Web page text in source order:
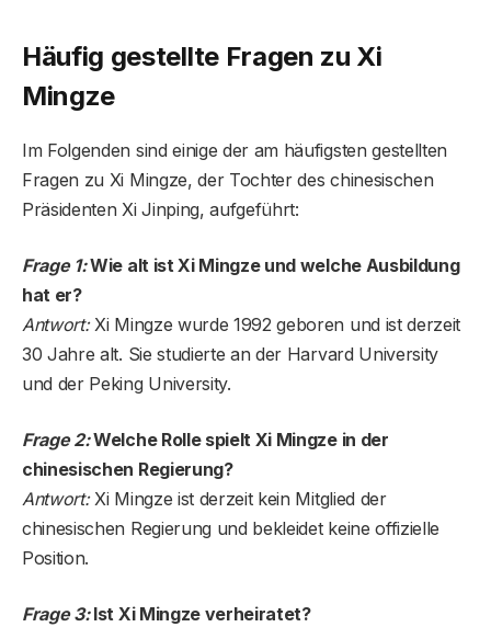
Häufig gestellte Fragen zu Xi
Mingze
Im Folgenden sind einige der am häufigsten gestellten
Fragen zu Xi Mingze, der Tochter des chinesischen
Präsidenten Xi Jinping, aufgeführt:
Frage 1:Wie alt ist Xi Mingze und welche Ausbildung
hat er?
Antwort:Xi Mingze wurde 1992 geboren und ist derzeit
30 Jahre alt. Sie studierte an der Harvard University
und der Peking University.
Frage 2:Welche Rolle spielt Xi Mingze in der
chinesischen Regierung?
Antwort:Xi Mingze ist derzeit kein Mitglied der
chinesischen Regierung und bekleidet keine offizielle
Position.
Frage 3:Ist Xi Mingze verheiratet?